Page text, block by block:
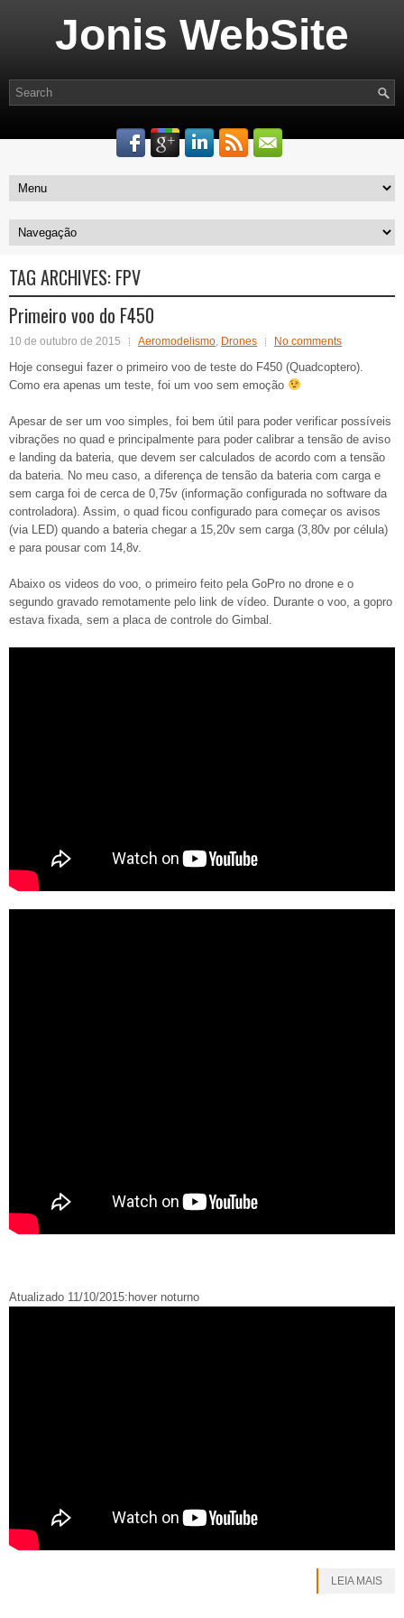
Jonis WebSite
TAG ARCHIVES: FPV
Primeiro voo do F450
10 de outubro de 2015 Aeromodelismo, Drones No comments
Hoje consegui fazer o primeiro voo de teste do F450 (Quadcoptero).
Como era apenas um teste, foi um voo sem emoção
Apesar de ser um voo simples, foi bem útil para poder verificar possíveis
vibrações no quad e principalmente para poder calibrar a tensão de aviso
e landing da bateria, que devem ser calculados de acordo com a tensão
da bateria. No meu caso, a diferença de tensão da bateria com carga e
sem carga foi de cerca de 0,75v (informação configurada no software da
controladora). Assim, o quad ficou configurado para começar os avisos
(via LED) quando a bateria chegar a 15,20v sem carga (3,80v por célula)
e para pousar com 14,8v.
Abaixo os videos do voo, o primeiro feito pela GoPro no drone e o
segundo gravado remotamente pelo link de vídeo. Durante o voo, a gopro
estava fixada, sem a placa de controle do Gimbal.
Atualizado 11/10/2015:hover noturno
LEIA MAIS